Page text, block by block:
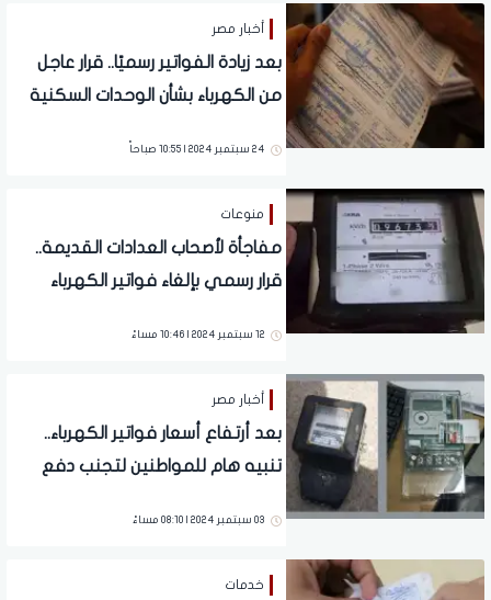
أخبار مصر
بعد زيادة الفواتير رسميًا.. قرار عاجل
من الكهرباء بشأن الوحدات السكنية
24 سبتمبر 2024 | 10:55 صباحاً
منوعات
مفاجأة لأصحاب العدادات القديمة..
قرار رسمي بإلغاء فواتير الكهرباء
12 سبتمبر 2024 | 10:46 مساءً
أخبار مصر
بعد أرتفاع أسعار فواتير الكهرباء..
تنبيه هام للمواطنين لتجنب دفع
03 سبتمبر 2024 | 08:10 مساءً
خدمات